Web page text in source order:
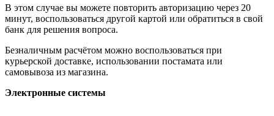
В этом случае вы можете повторить авторизацию через 20
минут, воспользоваться другой картой или обратиться в свой
банк для решения вопроса.
Безналичным расчётом можно воспользоваться при
курьерской доставке, использовании постамата или
самовывоза из магазина.
Электронные системы